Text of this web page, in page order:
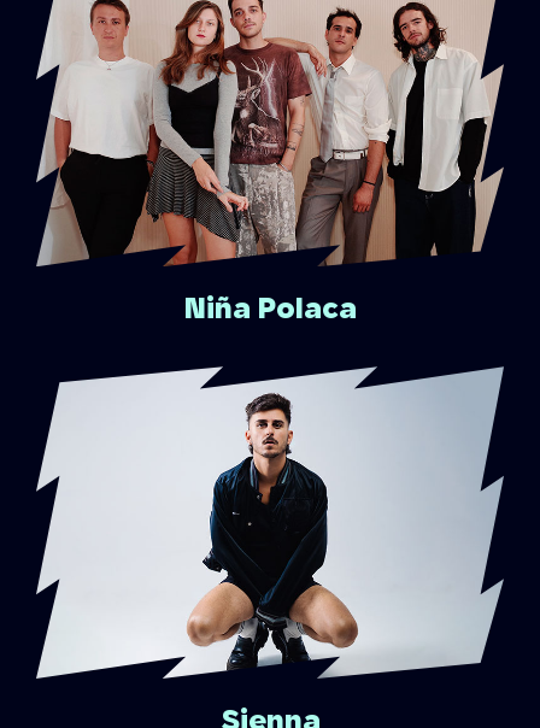
Niña Polaca
Sienna